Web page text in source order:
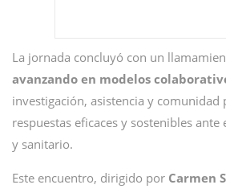
La jornada concluyó con un
avanzando en modelos
investigación, asistencia y comunidad
respuestas eficaces y sostenibles
y sanitario.
Este encuentro, dirigido por Carmen